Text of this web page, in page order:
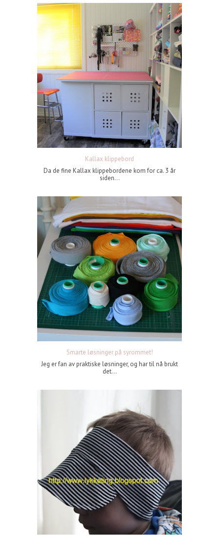
Kallax klippebord
Da de fine Kallax klippebordene kom for ca. 3 år
siden...
Smarte løsninger på syrommet!
Jeg er fan av praktiske løsninger, og har til nå brukt
det...